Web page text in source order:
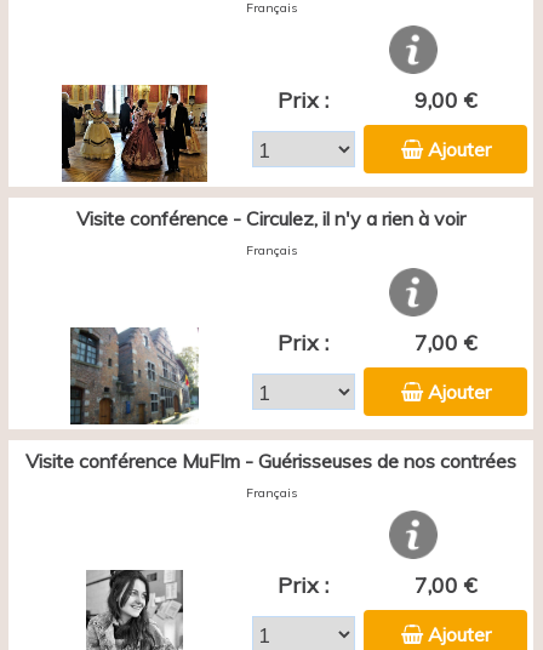
Français
Prix : 9,00 €
Ajouter
Visite conférence - Circulez, il n'y a rien à voir
Français
Prix : 7,00 €
Ajouter
Visite conférence MuFIm - Guérisseuses de nos contrées
Français
Prix : 7,00 €
Ajouter